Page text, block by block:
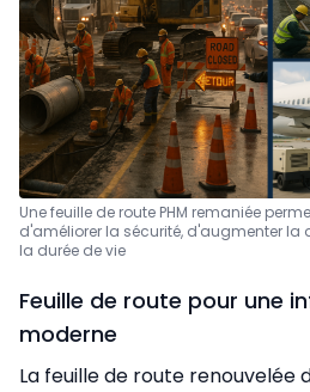
Une feuille de route PHM remaniée
d'améliorer la sécurité, d'augmenter la
la durée de vie
Feuille de route pour une
moderne
La feuille de route renouvelée